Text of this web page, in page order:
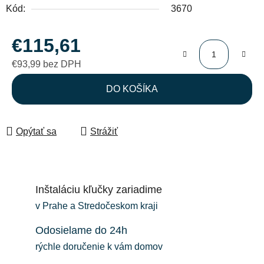
Kód:
3670
€115,61
€93,99 bez DPH
Jednotková cena:
DO KOŠÍKA
Opýtať sa Strážiť
Inštaláciu kľučky zariadime
v Prahe a Stredočeskom kraji
Odosielame do 24h
rýchle doručenie k vám domov